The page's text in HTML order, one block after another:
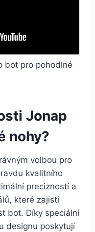
Jonap
nohy?
volbou pro
kvalitního
precizností a
které​ zajistí
bot. Díky speciální
​designu poskytují